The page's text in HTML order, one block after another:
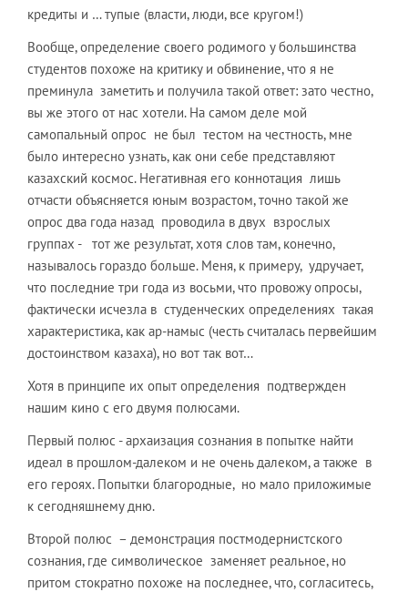
кредиты и … тупые (власти, люди, все кругом!)
Вообще, определение своего родимого у большинства
студентов похоже на критику и обвинение, что я не
преминула заметить и получила такой ответ: зато честно,
вы же этого от нас хотели. На самом деле мой
самопальный опрос не был тестом на честность, мне
было интересно узнать, как они себе представляют
казахский космос. Негативная его коннотация лишь
отчасти объясняется юным возрастом, точно такой же
опрос два года назад проводила в двух взрослых
группах - тот же результат, хотя слов там, конечно,
называлось гораздо больше. Меня, к примеру, удручает,
что последние три года из восьми, что провожу опросы,
фактически исчезла в студенческих определениях такая
характеристика, как ар-намыс (честь считалась первейшим
достоинством казаха), но вот так вот…
Хотя в принципе их опыт определения подтвержден
нашим кино с его двумя полюсами.
Первый полюс - архаизация сознания в попытке найти
идеал в прошлом-далеком и не очень далеком, а также в
его героях. Попытки благородные, но мало приложимые
к сегодняшнему дню.
Второй полюс – демонстрация постмодернистского
сознания, где символическое заменяет реальное, но
притом стократно похоже на последнее, что, согласитесь,